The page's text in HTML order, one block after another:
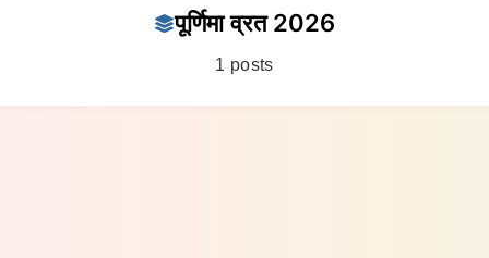
पूर्णिमा व्रत 2026
1 posts